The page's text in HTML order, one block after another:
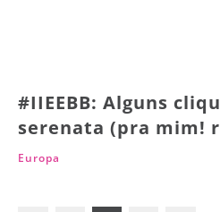
#IIEEBB: Alguns
serenata (pra mim!
Europa